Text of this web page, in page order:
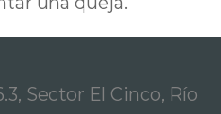
Sector El Cinco, Río